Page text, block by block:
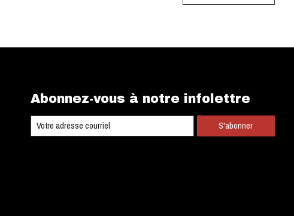
Abonnez-vous à notre infolettre
S'abonner